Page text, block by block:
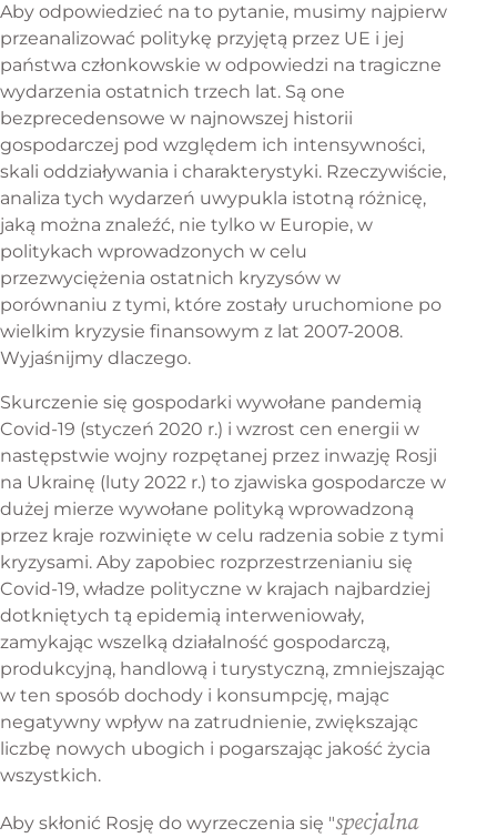
Aby odpowiedzieć na to pytanie, musimy najpierw
przeanalizować politykę przyjętą przez UE i jej
państwa członkowskie w odpowiedzi na tragiczne
wydarzenia ostatnich trzech lat. Są one
bezprecedensowe w najnowszej historii
gospodarczej pod względem ich intensywności,
skali oddziaływania i charakterystyki. Rzeczywiście,
analiza tych wydarzeń uwypukla istotną różnicę,
jaką można znaleźć, nie tylko w Europie, w
politykach wprowadzonych w celu
przezwyciężenia ostatnich kryzysów w
porównaniu z tymi, które zostały uruchomione po
wielkim kryzysie finansowym z lat 2007-2008.
Wyjaśnijmy dlaczego.
Skurczenie się gospodarki wywołane pandemią
Covid-19 (styczeń 2020 r.) i wzrost cen energii w
następstwie wojny rozpętanej przez inwazję Rosji
na Ukrainę (luty 2022 r.) to zjawiska gospodarcze w
dużej mierze wywołane polityką wprowadzoną
przez kraje rozwinięte w celu radzenia sobie z tymi
kryzysami. Aby zapobiec rozprzestrzenianiu się
Covid-19, władze polityczne w krajach najbardziej
dotkniętych tą epidemią interweniowały,
zamykając wszelką działalność gospodarczą,
produkcyjną, handlową i turystyczną, zmniejszając
w ten sposób dochody i konsumpcję, mając
negatywny wpływ na zatrudnienie, zwiększając
liczbę nowych ubogich i pogarszając jakość życia
wszystkich.
Aby skłonić Rosję do wyrzeczenia się "specjalna